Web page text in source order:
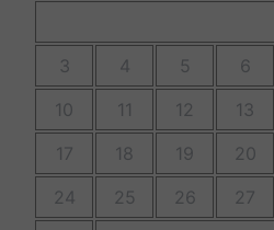
3
4 5 6
10
11 12 13
17
18 19 20
24
25 26 27